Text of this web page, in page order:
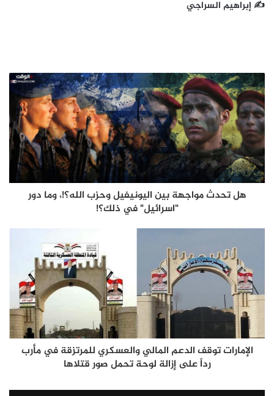
✍ إبراهيم السراجي
هل تحدث مواجهة بين اليونيفيل وحزب الله؟!، وما دور
"اسرائيل" في ذلك؟!
الإمارات توقف الدعم المالي والعسكري للمرتزقة في مأرب
رداً على إزالة لوحة تحمل صور قتلاها